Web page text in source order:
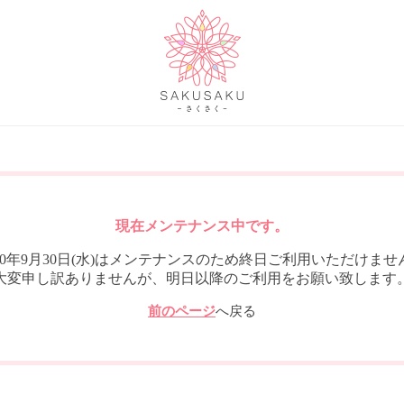
現在メンテナンス中です。
年9月30日(水)はメンテナンスのため終日ご利用いただけませ
変申し訳ありませんが、明日以降のご利用をお願い致します
前のページへ戻る